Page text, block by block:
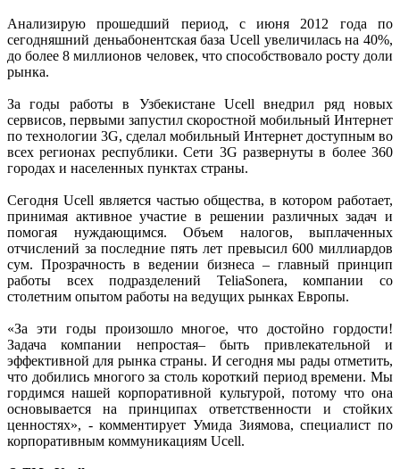
Анализирую прошедший период, с июня 2012 года по
сегодняшний деньабонентская база Ucell увеличилась на 40%,
до более 8 миллионов человек, что способствовало росту доли
рынка.
За годы работы в Узбекистане Ucell внедрил ряд новых
сервисов, первыми запустил скоростной мобильный Интернет
по технологии 3G, сделал мобильный Интернет доступным во
всех регионах республики. Сети 3G развернуты в более 360
городах и населенных пунктах страны.
Сегодня Ucell является частью общества, в котором работает,
принимая активное участие в решении различных задач и
помогая нуждающимся. Объем налогов, выплаченных
отчислений за последние пять лет превысил 600 миллиардов
сум. Прозрачность в ведении бизнеса – главный принцип
работы всех подразделений TeliaSonera, компании со
столетним опытом работы на ведущих рынках Европы.
«За эти годы произошло многое, что достойно гордости!
Задача компании непростая– быть привлекательной и
эффективной для рынка страны. И сегодня мы рады отметить,
что добились многого за столь короткий период времени. Мы
гордимся нашей корпоративной культурой, потому что она
основывается на принципах ответственности и стойких
ценностях», - комментирует Умида Зиямова, специалист по
корпоративным коммуникациям Ucell.